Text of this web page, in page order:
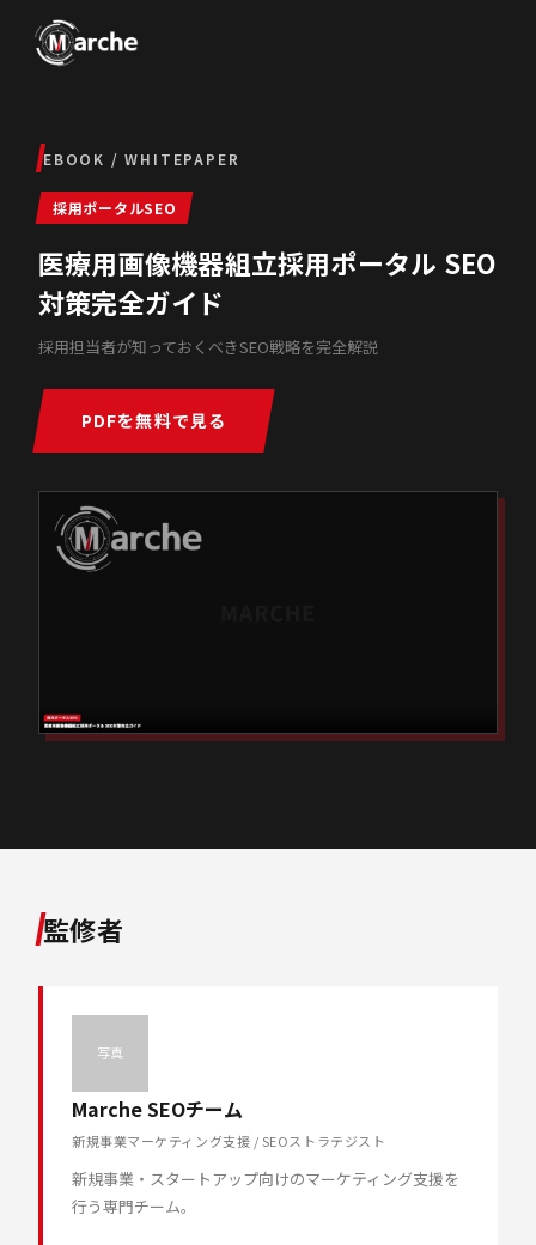
EBOOK / WHITEPAPER
採用ポータルSEO
医療用画像機器組立採用ポータル SEO
対策完全ガイド
採用担当者が知っておくべきSEO戦略を完全解説
PDFを無料で見る
監修者
写真
Marche SEOチーム
新規事業マーケティング支援 / SEOストラテジスト
新規事業・スタートアップ向けのマーケティング支援を
行う専門チーム。